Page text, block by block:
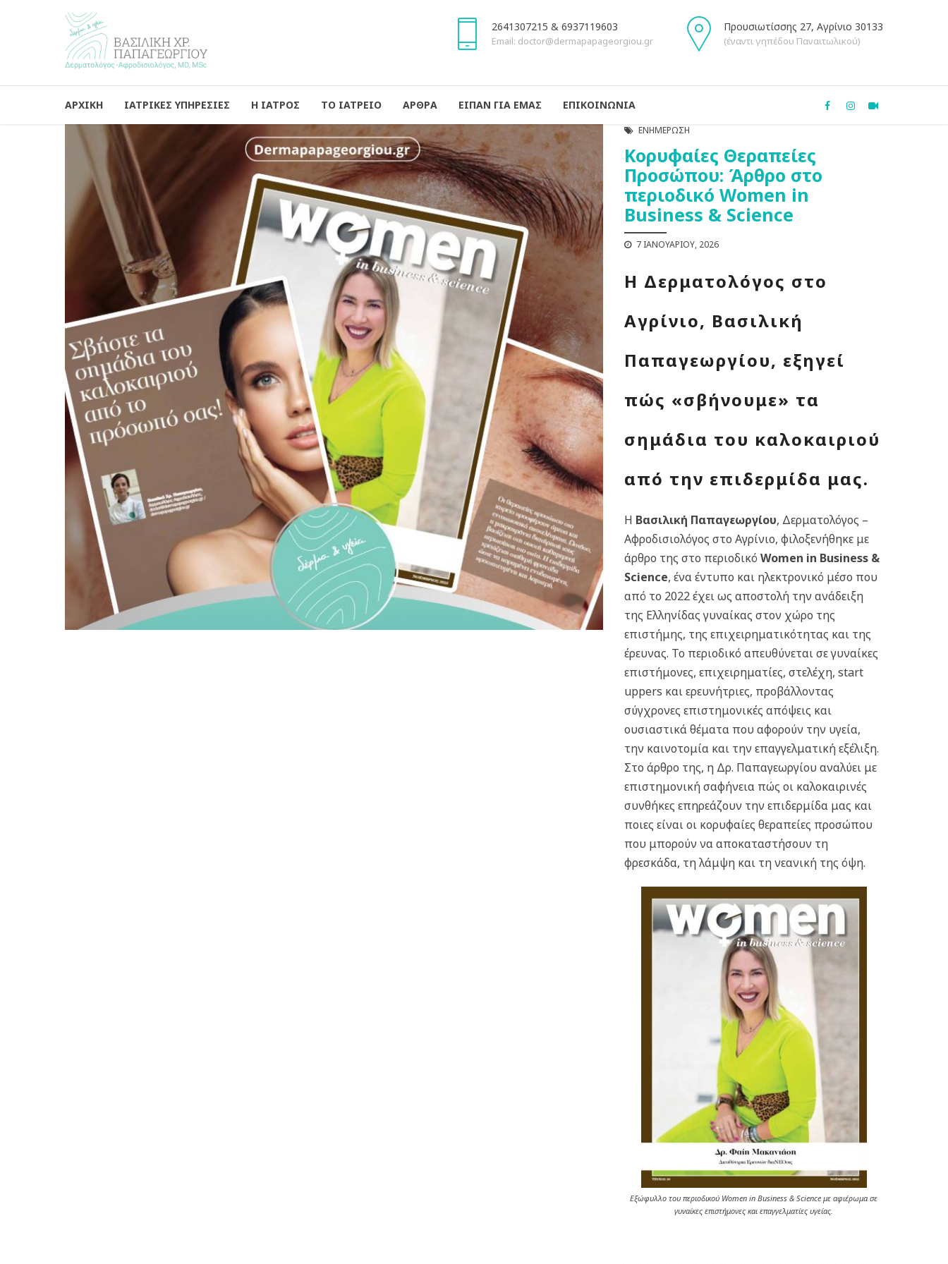
2641307215 & 6937119603
Email: doctor@dermapapageorgiou.gr
Προυσιωτίσσης 27, Αγρίνιο 30133
(έναντι γηπέδου Παναιτωλικού)
ΑΡΧΙΚΗ ΙΑΤΡΙΚΕΣ ΥΠΗΡΕΣΙΕΣ Η ΙΑΤΡΟΣ ΤΟ ΙΑΤΡΕΙΟ ΑΡΘΡΑ ΕΙΠΑΝ ΓΙΑ ΕΜΑΣ ΕΠΙΚΟΙΝΩΝΙΑ
ΕΝΗΜΈΡΩΣΗ
Κορυφαίες Θεραπείες
Προσώπου: Άρθρο στο
περιοδικό Women in
Business & Science
7 ΙΑΝΟΥΑΡΊΟΥ, 2026
Η Δερματολόγος στο
Αγρίνιο, Βασιλική
Παπαγεωργίου, εξηγεί
πώς «σβήνουμε» τα
σημάδια του καλοκαιριού
από την επιδερμίδα μας.
Η Βασιλική Παπαγεωργίου, Δερματολόγος –
Αφροδισιολόγος στο Αγρίνιο, φιλοξενήθηκε με
άρθρο της στο περιοδικόWomen in Business &
Science, ένα έντυπο και ηλεκτρονικό μέσο που
από το 2022 έχει ως αποστολή την ανάδειξη
της Ελληνίδας γυναίκας στον χώρο της
επιστήμης, της επιχειρηματικότητας και της
έρευνας. Το περιοδικό απευθύνεται σε γυναίκες
επιστήμονες, επιχειρηματίες, στελέχη, start
uppers και ερευνήτριες, προβάλλοντας
σύγχρονες επιστημονικές απόψεις και
ουσιαστικά θέματα που αφορούν την υγεία,
την καινοτομία και την επαγγελματική εξέλιξη.
Στο άρθρο της, η Δρ. Παπαγεωργίου αναλύει με
επιστημονική σαφήνεια πώς οι καλοκαιρινές
συνθήκες επηρεάζουν την επιδερμίδα μας και
ποιες είναι οι κορυφαίες θεραπείες προσώπου
που μπορούν να αποκαταστήσουν τη
φρεσκάδα, τη λάμψη και τη νεανική της όψη.
Εξώφυλλο του περιοδικού Women in Business & Science με αφιέρωμα σε
γυναίκες επιστήμονες και επαγγελματίες υγείας.